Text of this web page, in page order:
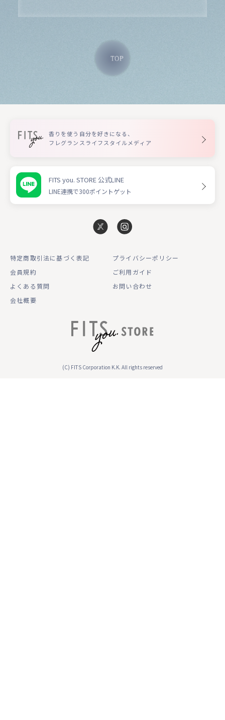
TOP
香りを使う自分を好きになる、
フレグランスライフスタイルメディア
FITS you. STORE 公式LINE
LINE連携で300ポイントゲット
特定商取引法に基づく表記
プライバシーポリシー
会員規約
ご利用ガイド
よくある質問
お問い合わせ
会社概要
(C) FITS Corporation K.K. All rights reserved